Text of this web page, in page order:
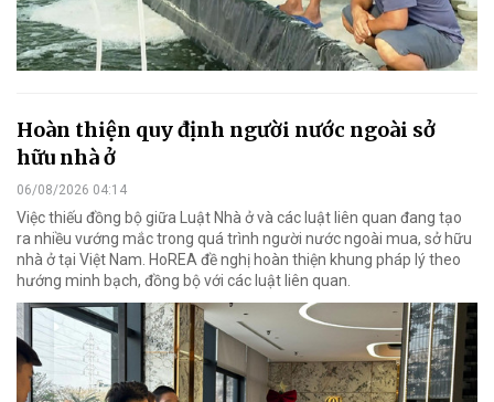
Hoàn thiện quy định người nước ngoài sở
hữu nhà ở
06/08/2026 04:14
Việc thiếu đồng bộ giữa Luật Nhà ở và các luật liên quan đang tạo
ra nhiều vướng mắc trong quá trình người nước ngoài mua, sở hữu
nhà ở tại Việt Nam. HoREA đề nghị hoàn thiện khung pháp lý theo
hướng minh bạch, đồng bộ với các luật liên quan.